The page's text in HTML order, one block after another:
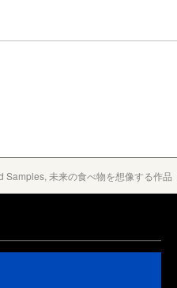
Samples, 未来の食べ物を想像する作品